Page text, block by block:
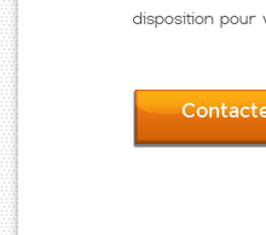
disposition pour